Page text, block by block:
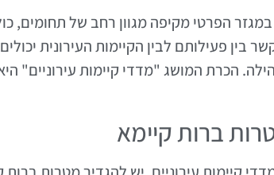
במגזר הפרטי מקיפה מגוון רחב של תחומים,
בין פעילותם לבין הקיימות העירונית
הכרת המושג "מדדי קיימות עירוניים"
ברות קיימא